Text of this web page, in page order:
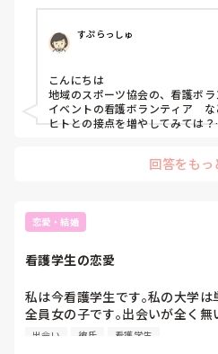
趣味もサークルなどがあるよう
す、、。
出会い方やこうしたらいいなど
すぷらっしゅ
こんにちは
地域のスポーツ協会の、看護ボラ
イベントの看護ボランティア　
ヒトとの接点を増やしてみては？
回答をもっ
恋愛・結婚
看護学生の恋愛
私は今看護学生です｡私の大学
全員女の子です｡出会いが全く
環境で学んで来られた方がもし
出会い 彼氏 看護学生